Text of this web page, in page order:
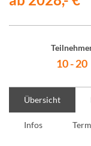
10 - 20
Übersicht
Infos